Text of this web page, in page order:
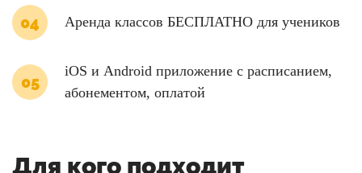
Аренда классов БЕСПЛАТНО для учеников
iOS и Android приложение с расписанием,
абонементом, оплатой
Для кого подходит